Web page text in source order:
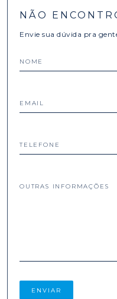
NÃO
Envie sua dúvida pra
NOME
EMAIL
TELEFONE
OUTRAS INFORMAÇÕES